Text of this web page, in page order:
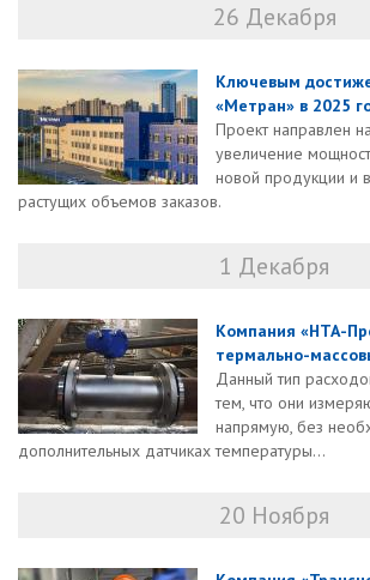
26 Декабря
Ключевым
«Метран» в 2025
Проект направлен
увеличение
новой продукции и
растущих объемов заказов.
1 Декабря
Компания «НТА-
термально-
Данный тип
тем, что они
напрямую, без
дополнительных датчиках температуры...
20 Ноября